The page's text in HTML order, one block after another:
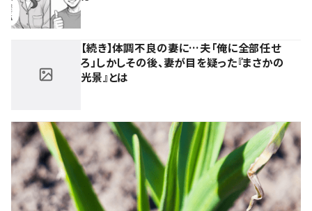
【続き】体調不良の妻に…夫「俺に全部任せ
ろ」しかしその後、妻が目を疑った『まさかの
光景』とは